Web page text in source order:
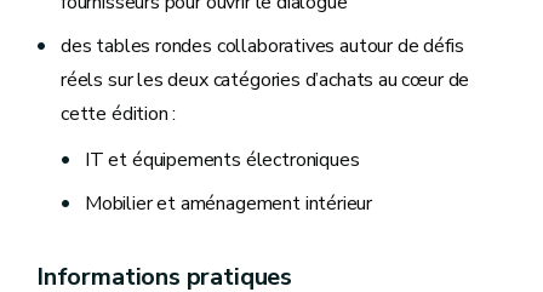
des tables rondes collaboratives autour de défis
réels sur les deux catégories d’achats au cœur de
cette édition :
IT et équipements électroniques
Mobilier et aménagement intérieur
Informations pratiques